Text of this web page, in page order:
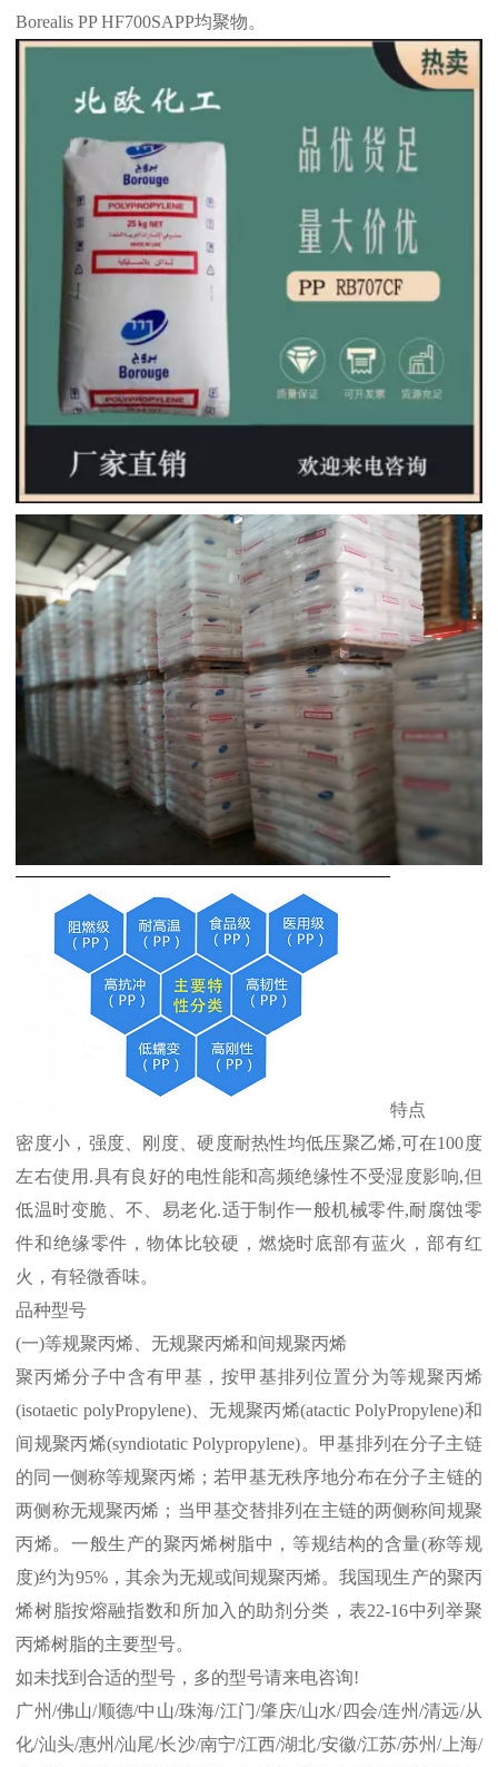
Borealis PP HF700SAPP均聚物。
特点
密度小，强度、刚度、硬度耐热性均低压聚乙烯,可在100度
左右使用 .具有良好的电性能和高频绝缘性不受湿度影响,但
低温时变脆、不、易老化.适于制作一般机械零件,耐腐蚀零
件和绝缘零件，物体比较硬，燃烧时底部有蓝火，部有红
火，有轻微香味。
品种型号
(一)等规聚丙烯、无规聚丙烯和间规聚丙烯
聚丙烯分子中含有甲基，按甲基排列位置分为等规聚丙烯
(isotaetic polyPropylene)、无规聚丙烯(atactic PolyPropylene)和
间规聚丙烯(syndiotatic Polypropylene)。甲基排列在分子主链
的同一侧称等规聚丙烯；若甲基无秩序地分布在分子主链的
两侧称无规聚丙烯；当甲基交替排列在主链的两侧称间规聚
丙烯。一般生产的聚丙烯树脂中，等规结构的含量(称等规
度)约为95%，其余为无规或间规聚丙烯。我国现生产的聚丙
烯树脂按熔融指数和所加入的助剂分类，表22-16中列举聚
丙烯树脂的主要型号。
如未找到合适的型号，多的型号请来电咨询!
广州/佛山/顺德/中山/珠海/江门/肇庆/山水/四会/连州/清远/从
化/汕头/惠州/汕尾/长沙/南宁/江西/湖北/安徽/江苏/苏州/上海/